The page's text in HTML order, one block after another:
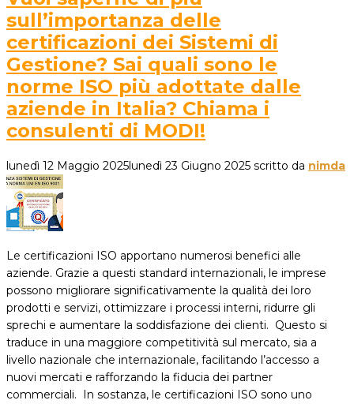
sull’importanza delle
certificazioni dei Sistemi di
Gestione? Sai quali sono le
norme ISO più adottate dalle
aziende in Italia? Chiama i
consulenti di MODI!
lunedì 12 Maggio 2025lunedì 23 Giugno 2025 scritto da nimda
Le certificazioni ISO apportano numerosi benefici alle
aziende. Grazie a questi standard internazionali, le imprese
possono migliorare significativamente la qualità dei loro
prodotti e servizi, ottimizzare i processi interni, ridurre gli
sprechi e aumentare la soddisfazione dei clienti. Questo si
traduce in una maggiore competitività sul mercato, sia a
livello nazionale che internazionale, facilitando l’accesso a
nuovi mercati e rafforzando la fiducia dei partner
commerciali. In sostanza, le certificazioni ISO sono uno